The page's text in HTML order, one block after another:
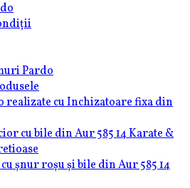
Pardo
realizate cu Inchizatoare fixa din
cu bile din Aur 585 14 Karate &
șnur roșu și bile din Aur 585 14